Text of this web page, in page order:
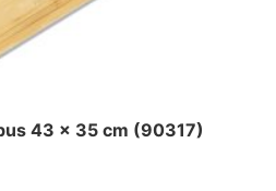
43 x 35 cm (90317)